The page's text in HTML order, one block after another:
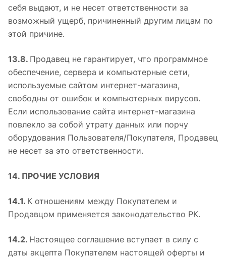
себя выдают, и не несет ответственности за
возможный ущерб, причиненный другим лицам по
этой причине.
13.8. Продавец не гарантирует, что программное
обеспечение, сервера и компьютерные сети,
используемые сайтом интернет-магазина,
свободны от ошибок и компьютерных вирусов.
Если использование сайта интернет-магазина
повлекло за собой утрату данных или порчу
оборудования Пользователя/Покупателя, Продавец
не несет за это ответственности.
14. ПРОЧИЕ УСЛОВИЯ
14.1. К отношениям между Покупателем и
Продавцом применяется законодательство РК.
14.2. Настоящее соглашение вступает в силу с
даты акцепта Покупателем настоящей оферты и